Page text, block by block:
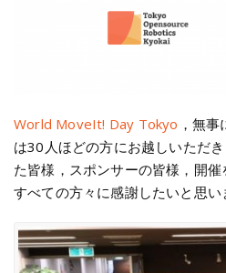
World MoveIt! Day Tokyo ，無
は30人ほどの方にお越しいただ
た皆様，スポンサーの皆様，開
すべての方々に感謝したいと思い